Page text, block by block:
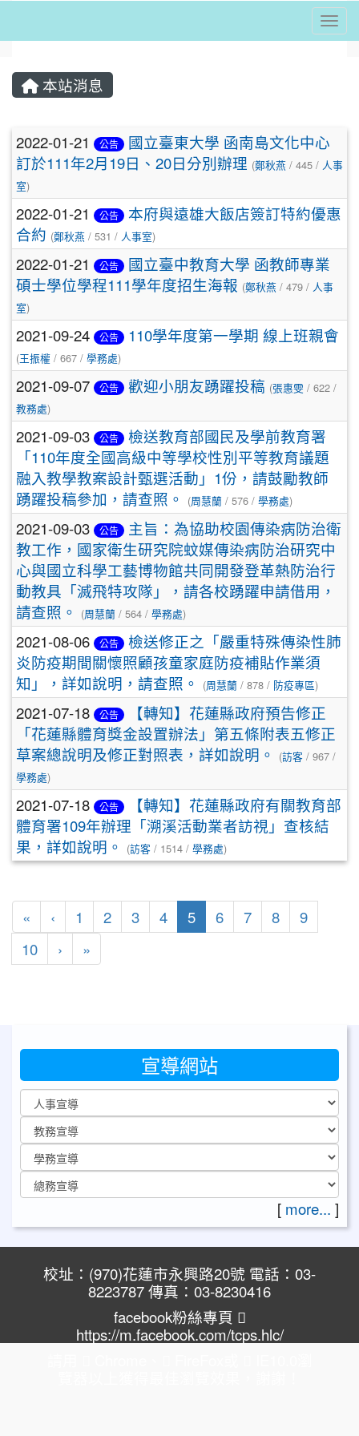
⏸
本站消息
文章列表
2022-01-21 公告
國立臺東大學 函南島文化中心
訂於111年2月19日、20日分別辦理 (鄭秋燕 / 445 / 人事
室)
2022-01-21 公告
本府與遠雄大飯店簽訂特約優惠
合約 (鄭秋燕 / 531 / 人事室)
2022-01-21 公告
國立臺中教育大學 函教師專業
碩士學位學程111學年度招生海報 (鄭秋燕 / 479 / 人事
室)
2021-09-24 公告 110學年度第一學期 線上班親會
(王振權 / 667 / 學務處)
2021-09-07 公告 歡迎小朋友踴躍投稿 (張惠雯 / 622 /
教務處)
2021-09-03 公告
檢送教育部國民及學前教育署
「110年度全國高級中等學校性別平等教育議題
融入教學教案設計甄選活動」1份，請鼓勵教師
踴躍投稿參加，請查照。
(周慧蘭 / 576 / 學務處)
2021-09-03 公告
主旨：為協助校園傳染病防治衛
教工作，國家衛生研究院蚊媒傳染病防治研究中
心與國立科學工藝博物館共同開發登革熱防治行
動教具「滅飛特攻隊」，請各校踴躍申請借用，
請查照。
(周慧蘭 / 564 / 學務處)
2021-08-06 公告
檢送修正之「嚴重特殊傳染性肺
炎防疫期間關懷照顧孩童家庭防疫補貼作業須
知」，詳如說明，請查照。
(周慧蘭 / 878 / 防疫專區)
2021-07-18 公告
【轉知】花蓮縣政府預告修正
「花蓮縣體育獎金設置辦法」第五條附表五修正
草案總說明及修正對照表，詳如說明。
(訪客 / 967 /
學務處)
2021-07-18 公告
【轉知】花蓮縣政府有關教育部
體育署109年辦理「溯溪活動業者訪視」查核結
果，詳如說明。
(訪客 / 1514 / 學務處)
« 第一頁
‹ 上一頁
1 2 3 4 5(目前頁次)
6 7 8
9
10
› 下一頁
»
宣導網站
[ more... ]
校址：(970)花蓮市永興路20號 電話：03-
8223787 傳真：03-8230416
facebook粉絲專頁
https://m.facebook.com/tcps.hlc/